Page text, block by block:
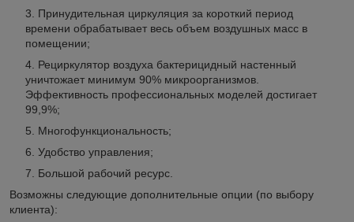
Принудительная циркуляция за короткий период
времени обрабатывает весь объем воздушных масс в
помещении;
Рециркулятор воздуха бактерицидный настенный
уничтожает минимум 90% микроорганизмов.
Эффективность профессиональных моделей достигает
99,9%;
Многофункциональность;
Удобство управления;
Большой рабочий ресурс.
Возможны следующие дополнительные опции (по выбору
клиента):